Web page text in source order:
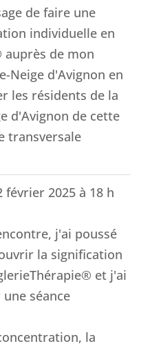
de faire une
individuelle en
de mon
Neige d'Avignon en
les résidents de la
d'Avignon de cette
transversale
février 2025 à 18 h
j'ai poussé
la signification
et j'ai
séance
la